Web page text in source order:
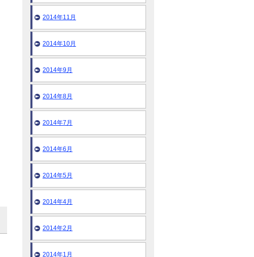
2014年11月
2014年10月
2014年9月
2014年8月
2014年7月
2014年6月
2014年5月
2014年4月
2014年2月
2014年1月